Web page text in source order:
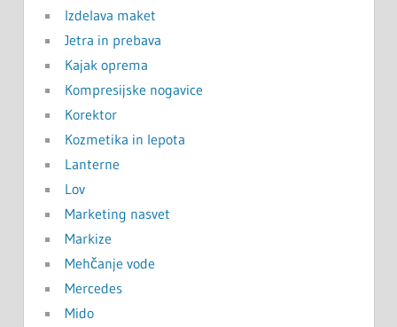
Izdelava maket
Jetra in prebava
Kajak oprema
Kompresijske nogavice
Korektor
Kozmetika in lepota
Lanterne
Lov
Marketing nasvet
Markize
Mehčanje vode
Mercedes
Mido